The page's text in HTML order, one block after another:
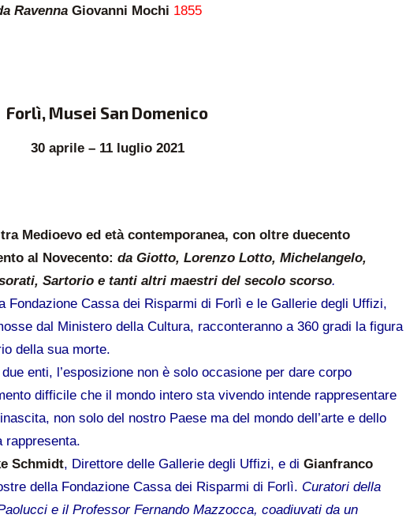
Ravenna Giovanni Mochi 1855
Forlì, Musei San Domenico
30 aprile – 11 luglio 2021
Medioevo ed età contemporanea, con oltre duecento
al Novecento:da Giotto, Lorenzo Lotto, Michelangelo,
Sartorio e tanti altri maestri del secolo scorso.
Fondazione Cassa dei Risparmi di Forlì e le Gallerie degli Uffizi,
dal Ministero della Cultura, racconteranno a 360 gradi la figura
della sua morte.
enti, l’esposizione non è solo occasione per dare corpo
difficile che il mondo intero sta vivendo intende rappresentare
non solo del nostro Paese ma del mondo dell’arte e dello
rappresenta.
Schmidt, Direttore delle Gallerie degli Uffizi, e diGianfranco
della Fondazione Cassa dei Risparmi di Forlì. Curatori della
e il Professor Fernando Mazzocca, coadiuvati da un